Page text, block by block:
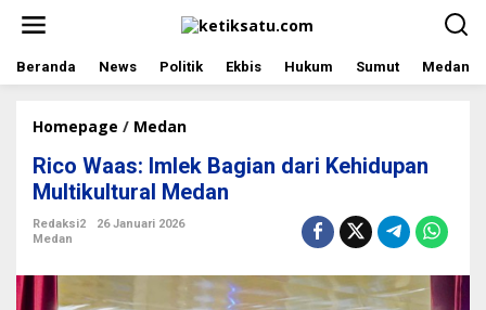
t
Beranda News Politik Ekbis Hukum Sumut Medan
Homepage / Medan
c
o
W
:
Rico Waas: Imlek Bagian dari Kehidupan
Multikultural Medan
Redaksi2
26 Januari 2026
Medan